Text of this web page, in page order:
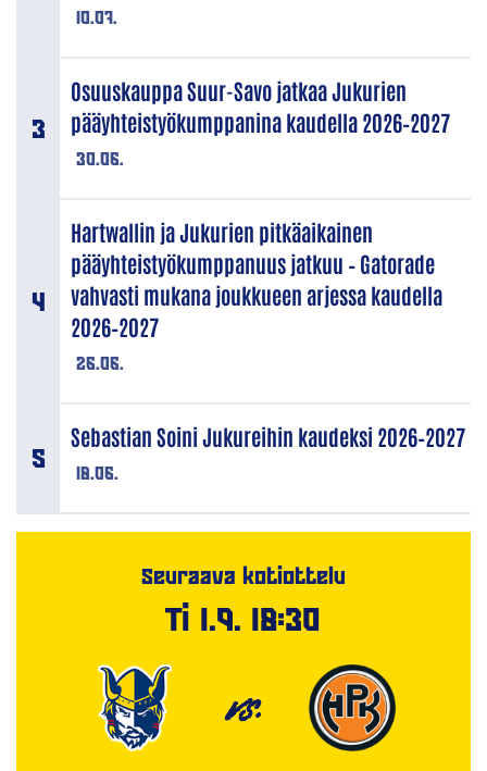
10.07.
30.06.
Osuuskauppa Suur-Savo jatkaa Jukurien
pääyhteistyökumppanina kaudella 2026–2027
26.06.
Hartwallin ja Jukurien pitkäaikainen
pääyhteistyökumppanuus jatkuu – Gatorade
vahvasti mukana joukkueen arjessa kaudella
2026–2027
18.06.
Sebastian Soini Jukureihin kaudeksi 2026–2027
Seuraava kotiottelu
Ti 1.9. 18:30
VS.